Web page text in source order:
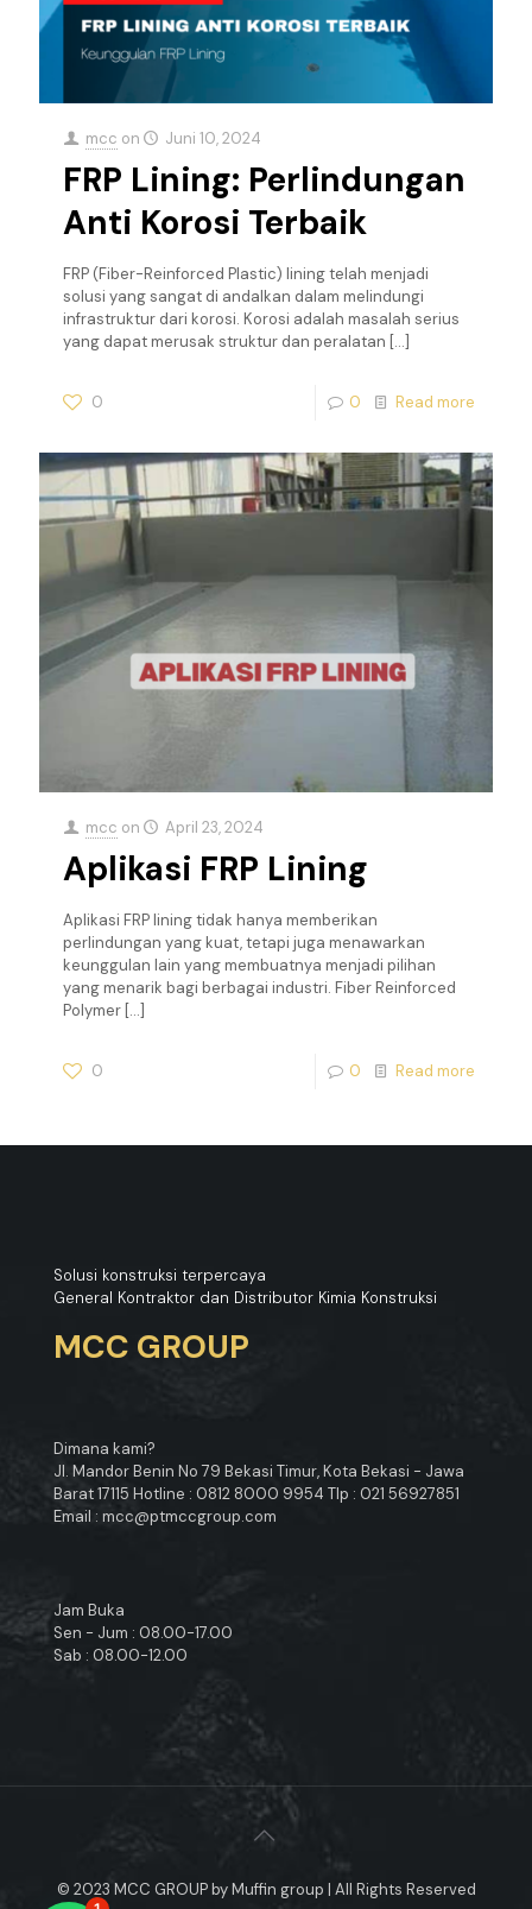
mcc on Juni 10, 2024
FRP Lining: Perlindungan
Anti Korosi Terbaik
FRP (Fiber-Reinforced Plastic) lining telah menjadi
solusi yang sangat di andalkan dalam melindungi
infrastruktur dari korosi. Korosi adalah masalah serius
yang dapat merusak struktur dan peralatan […]
0 0 Read more
mcc on April 23, 2024
Aplikasi FRP Lining
Aplikasi FRP lining tidak hanya memberikan
perlindungan yang kuat, tetapi juga menawarkan
keunggulan lain yang membuatnya menjadi pilihan
yang menarik bagi berbagai industri. Fiber Reinforced
Polymer […]
0 0 Read more
Solusi konstruksi terpercaya
General Kontraktor dan Distributor Kimia Konstruksi
MCC GROUP
Dimana kami?
Jl. Mandor Benin No 79 Bekasi Timur, Kota Bekasi - Jawa
Barat 17115 Hotline : 0812 8000 9954 Tlp : 021 56927851
Email : mcc@ptmccgroup.com
Jam Buka
Sen - Jum : 08.00-17.00
Sab : 08.00-12.00
© 2023 MCC GROUP by Muffin group | All Rights Reserved